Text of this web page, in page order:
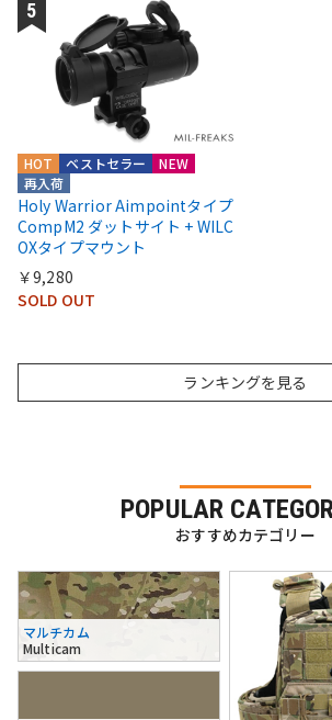
再入荷
NEW
ベストセラー
HOT
Holy Warrior Aimpointタイプ
CompM2 ダットサイト + WILC
OXタイプマウント
￥9,280
SOLD OUT
ランキングを見る
POPULAR
おすすめカテゴリー
マルチカム
Multicam